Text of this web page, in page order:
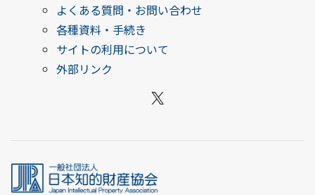
よくある質問・お問い合わせ
各種資料・手続き
サイトの利用について
外部リンク
X